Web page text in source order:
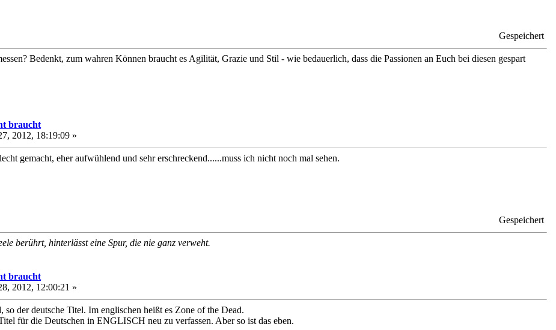
Gespeichert
Bedenkt, zum wahren Können braucht es Agilität, Grazie und Stil - wie bedauerlich, dass die Passionen an Euch bei diesen gespart
braucht
2012, 18:19:09 »
gemacht, eher aufwühlend und sehr erschreckend......muss ich nicht noch mal sehen.
Gespeichert
berührt, hinterlässt eine Spur, die nie ganz verweht.
braucht
2012, 12:00:21 »
der deutsche Titel. Im englischen heißt es Zone of the Dead.
für die Deutschen in ENGLISCH neu zu verfassen. Aber so ist das eben.